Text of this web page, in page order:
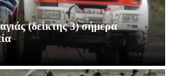
(δείκτης 3) σήμερα